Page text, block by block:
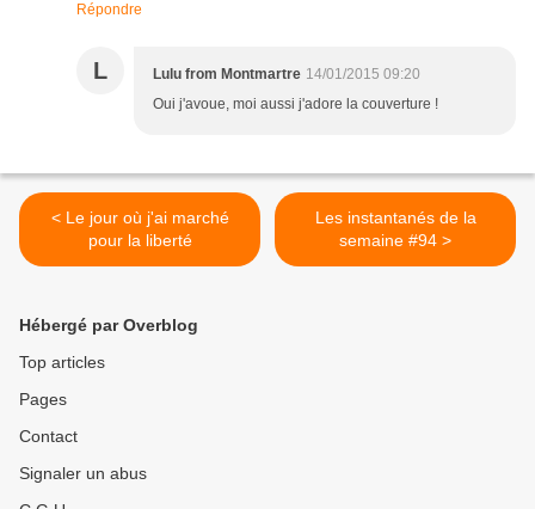
Répondre
L Lulu from Montmartre 14/01/2015 09:20
Oui j'avoue, moi aussi j'adore la couverture !
< Le jour où j'ai marché
pour la liberté
Les instantanés de la
semaine #94 >
Hébergé par Overblog
Top articles
Pages
Contact
Signaler un abus